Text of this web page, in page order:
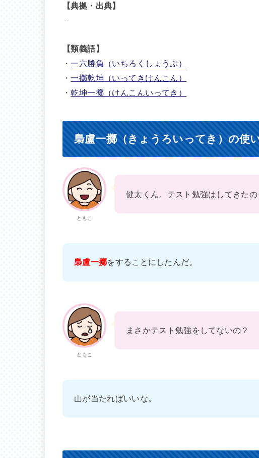
【典拠・出典】
－
【類義語】
・一六勝負（いちろくしょうぶ）
・一擲乾坤（いってきけんこん）
・乾坤一擲（けんこんいってき）
梟盧一擲（きょうろいってき）の使
ともこ
健太くん。テスト勉強はしてきたの
梟盧一擲をすることにしたんだ。
ともこ
まさかテスト勉強をしてないの？
山が当たればいいな。